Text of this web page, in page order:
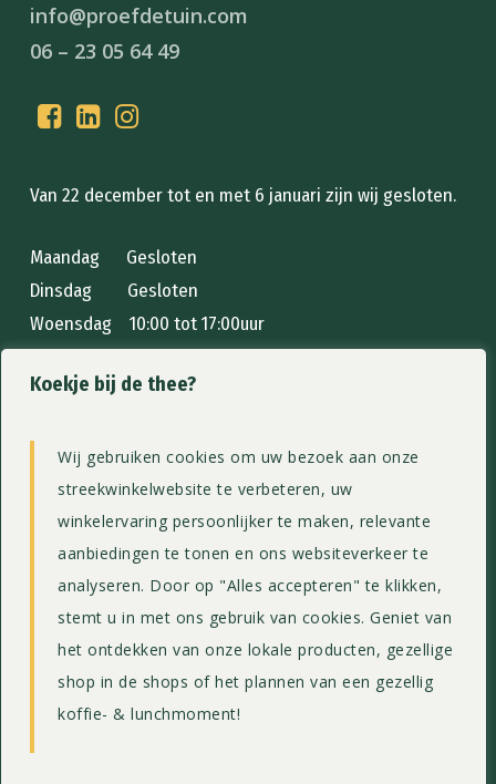
Koekje bij de thee?
Wij gebruiken cookies om uw bezoek aan onze
streekwinkelwebsite te verbeteren, uw
winkelervaring persoonlijker te maken, relevante
aanbiedingen te tonen en ons websiteverkeer te
analyseren. Door op "Alles accepteren" te klikken,
stemt u in met ons gebruik van cookies. Geniet van
het ontdekken van onze lokale producten, gezellige
shop in de shops of het plannen van een gezellig
koffie- & lunchmoment!
info@proefdetuin.com
06 – 23 05 64 49
Van 22 december tot en met 6 januari zijn wij gesloten.
Maandag Gesloten
Dinsdag Gesloten
Woensdag 10:00 tot 17:00uur
Vrijdag 10:00 tot 17:00uur
Zondag 10:00 tot 17:00uur
Home
Streekwinkel
Menukaart
Theeschenkerij
Webshop
Contact